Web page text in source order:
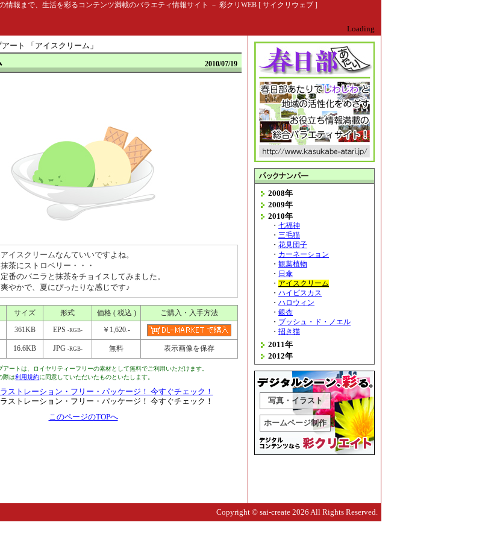
報まで、生活を彩るコンテンツ満載のバラエティ情報サイト － 彩クリWEB [ サイクリウェブ ]
Loading
ート 「 アイスクリーム 」
2010/07/19
イスクリームなんていいですよね。
茶にストロベリー・・・
番のバニラと抹茶をチョイスしてみました。
やかで、夏にぴったりな感じです♪
サイズ 形式 価格 ( 税込 ) ご購入・入手方法
361KB EPS -RGB- ￥1,620.-
16.6KB JPG -RGB- 無料 表示画像を保存
ートは、ロイヤリティーフリーの素材として無料でご利用いただけます。
際は利用規約に同意していただいたものといたします。
このページのTOPへ
2008年
2009年
2010年
・ 七福神
・ 三毛猫
・ 花見団子
・ カーネーション
・ 観葉植物
・ 日傘
・ アイスクリーム
・ ハイビスカス
・ ハロウィン
・ 銀杏
・ ブッシュ ・ ド ・ ノエル
・ 招き猫
2011年
2012年
写真・イラスト
ホームページ制作
Copyright © sai-create 2026 All Rights Reserved.